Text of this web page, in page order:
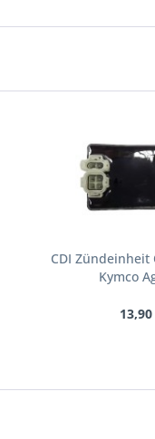
CDI Zündeinheit
Kymco